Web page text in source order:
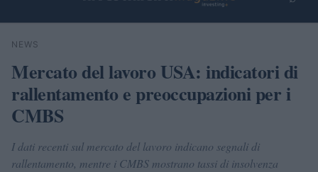
Cerca
NEWS
Mercato del lavoro USA: indicatori di
rallentamento e preoccupazioni per i
CMBS
I dati recenti sul mercato del lavoro indicano segnali di
rallentamento, mentre i CMBS mostrano tassi di insolvenza